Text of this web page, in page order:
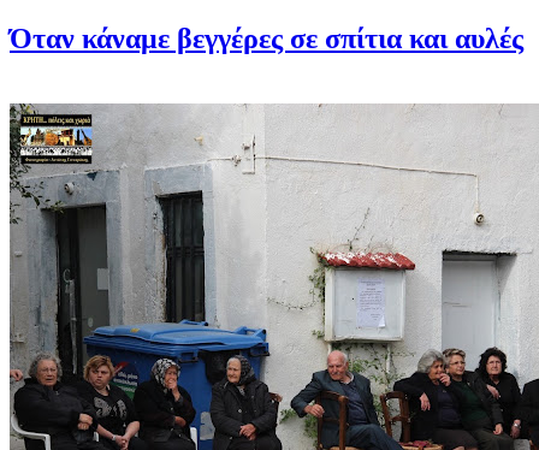
Όταν κάναμε βεγγέρες σε σπίτια και αυλές